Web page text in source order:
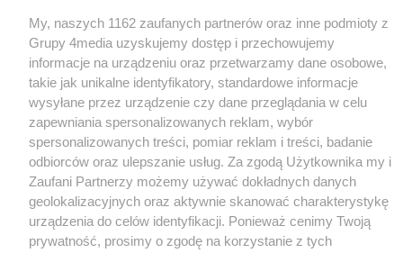
My, naszych 1162 zaufanych partnerów oraz inne podmioty z
Grupy 4media uzyskujemy dostęp i przechowujemy
informacje na urządzeniu oraz przetwarzamy dane osobowe,
takie jak unikalne identyfikatory, standardowe informacje
wysyłane przez urządzenie czy dane przeglądania w celu
zapewniania spersonalizowanych reklam, wybór
spersonalizowanych treści, pomiar reklam i treści, badanie
odbiorców oraz ulepszanie usług. Za zgodą Użytkownika my i
Zaufani Partnerzy możemy używać dokładnych danych
geolokalizacyjnych oraz aktywnie skanować charakterystykę
urządzenia do celów identyfikacji. Ponieważ cenimy Twoją
prywatność, prosimy o zgodę na korzystanie z tych